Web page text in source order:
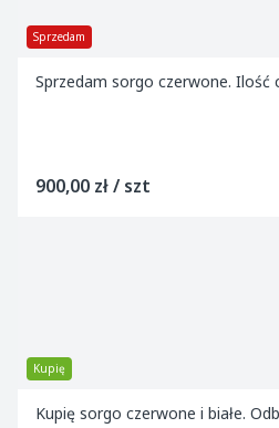
Sprzedam
Sprzedam sorgo czerwone. Ilość
900,00 zł / szt
Kupię
Kupię sorgo czerwone i białe.